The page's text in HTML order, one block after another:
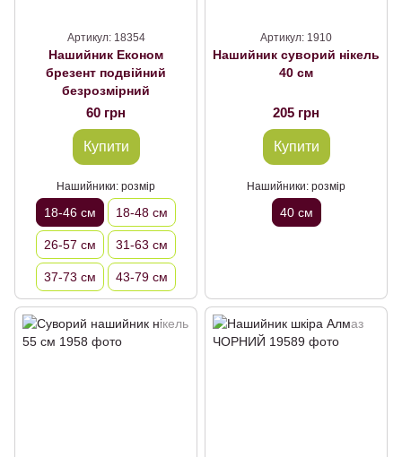
Артикул: 18354
Нашийник Економ
брезент подвійний
безрозмірний
60 грн
Купити
Нашийники: розмір
18-46 см 18-48 см
26-57 см 31-63 см
37-73 см 43-79 см
Артикул: 1910
Нашийник суворий нікель
40 см
205 грн
Купити
Нашийники: розмір
40 см